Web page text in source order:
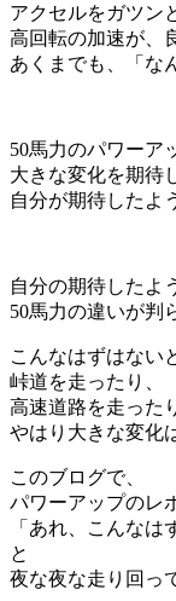
アクセルをガツン
高回転の加速が、
あくまでも、「な
50馬力のパワーア
大きな変化を期待
自分が期待したよ
自分の期待したよ
50馬力の違いが判
こんなはずはない
峠道を走ったり、
高速道路を走った
やはり大きな変化
このブログで、
パワーアップのレ
「あれ、こんなは
と
夜な夜な走り回っ